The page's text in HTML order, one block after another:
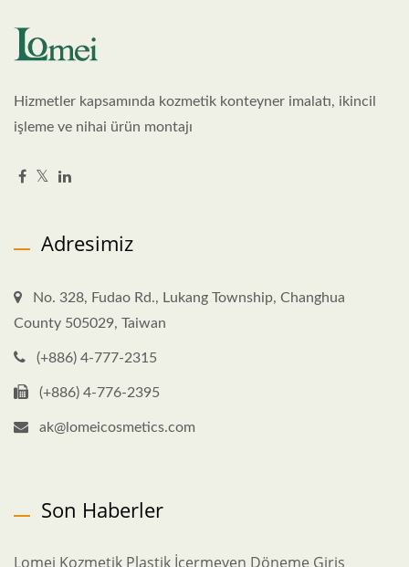
Hizmetler kapsamında kozmetik konteyner imalatı, ikincil
işleme ve nihai ürün montajı
Adresimiz
No. 328, Fudao Rd., Lukang Township, Changhua
County 505029, Taiwan
(+886) 4-777-2315
(+886) 4-776-2395
ak@lomeicosmetics.com
Son Haberler
Lomei Kozmetik Plastik İçermeyen Döneme Giriş